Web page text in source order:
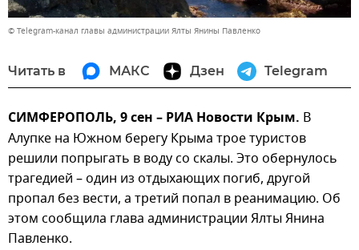
© Telegram-канал главы администрации Ялты Янины Павленко
Читать в МАКС Дзен Telegram
СИМФЕРОПОЛЬ, 9 сен – РИА Новости Крым. В
Алупке на Южном берегу Крыма трое туристов
решили попрыгать в воду со скалы. Это обернулось
трагедией – один из отдыхающих погиб, другой
пропал без вести, а третий попал в реанимацию. Об
этом сообщила глава администрации Ялты Янина
Павленко.